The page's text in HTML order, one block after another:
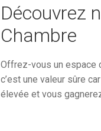
Découvrez
Chambre
Offrez-vous un espace
c’est une valeur sûre
élevée et vous